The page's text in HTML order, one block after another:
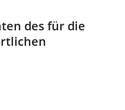
des für die